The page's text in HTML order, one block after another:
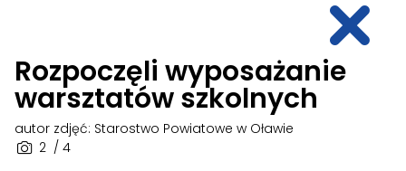
Rozpoczęli wyposażanie
warsztatów szkolnych
2 / 4
autor zdjęć: Starostwo Powiatowe w Oławie